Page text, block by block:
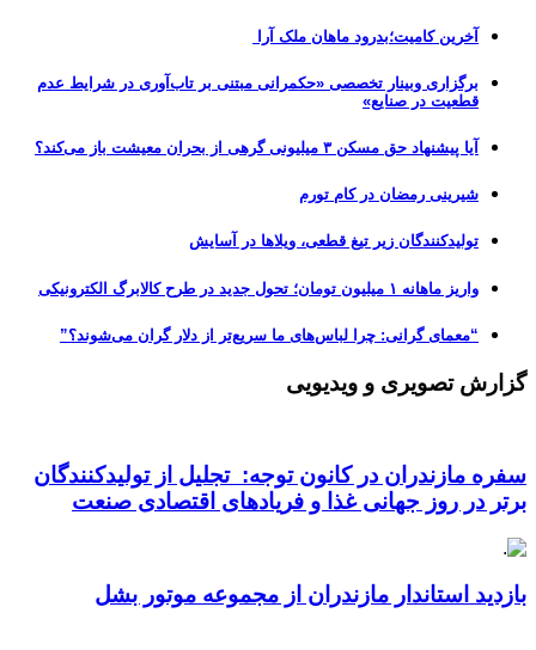
آخرین کامیت؛بدرود ماهان ملک آرا
برگزاری وبینار تخصصی «حکمرانی مبتنی بر تاب‌آوری در شرایط عدم
قطعیت در صنایع»
آیا پیشنهاد حق مسکن ۳ میلیونی گرهی از بحران معیشت باز می‌کند؟
شیرینی رمضان در کام تورم
تولیدکنندگان زیر تیغ قطعی، ویلاها در آسایش
واریز ماهانه ۱ میلیون تومان؛ تحول جدید در طرح کالابرگ الکترونیکی
“معمای گرانی: چرا لباس‌های ما سریع‌تر از دلار گران می‌شوند؟”
گزارش تصویری و ویدیویی
سفره مازندران در کانون توجه: تجلیل از تولیدکنندگان
برتر در روز جهانی غذا و فریادهای اقتصادی صنعت
بازدید استاندار مازندران از مجموعه موتور بشل